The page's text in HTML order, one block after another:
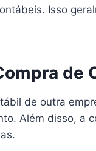
Isso
de
de outra
Além disso, a